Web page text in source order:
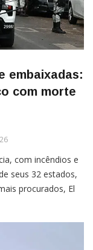
embaixadas:
com morte
com incêndios e
seus 32 estados,
procurados, El